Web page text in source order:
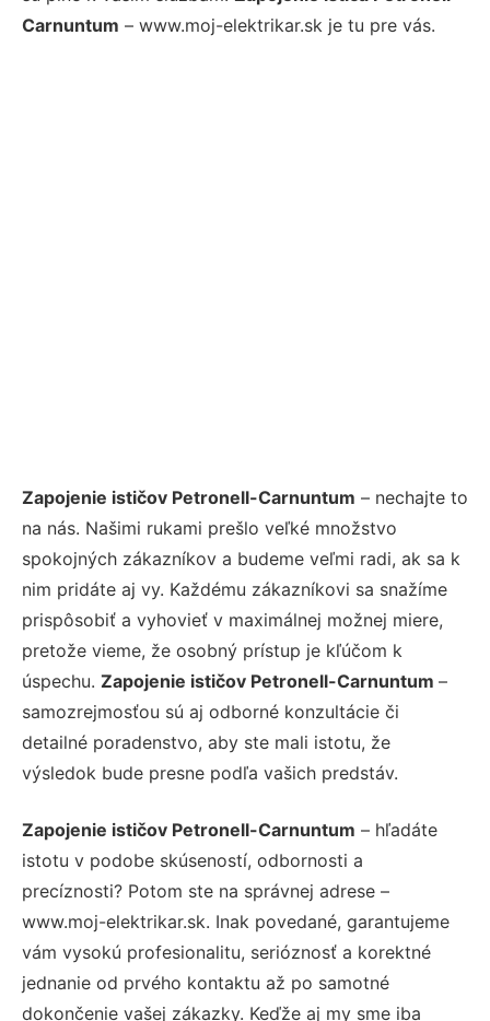
Carnuntum – www.moj-elektrikar.sk je tu pre vás.
Zapojenie ističov Petronell-Carnuntum – nechajte to
na nás. Našimi rukami prešlo veľké množstvo
spokojných zákazníkov a budeme veľmi radi, ak sa k
nim pridáte aj vy. Každému zákazníkovi sa snažíme
prispôsobiť a vyhovieť v maximálnej možnej miere,
pretože vieme, že osobný prístup je kľúčom k
úspechu. Zapojenie ističov Petronell-Carnuntum –
samozrejmosťou sú aj odborné konzultácie či
detailné poradenstvo, aby ste mali istotu, že
výsledok bude presne podľa vašich predstáv.
Zapojenie ističov Petronell-Carnuntum – hľadáte
istotu v podobe skúseností, odbornosti a
precíznosti? Potom ste na správnej adrese –
www.moj-elektrikar.sk. Inak povedané, garantujeme
vám vysokú profesionalitu, serióznosť a korektné
jednanie od prvého kontaktu až po samotné
dokončenie vašej zákazky. Keďže aj my sme iba